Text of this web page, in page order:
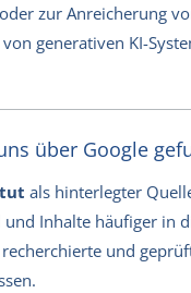
zur Anreicherung
generativen KI-
über Google
als hinterlegter
Inhalte häufiger in
und